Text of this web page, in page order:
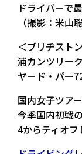
ドライバーで
（撮影：米山
＜ブリヂスト
浦カンツリー
ヤード・パー
国内女子ツア
今季国内初戦
4からティオフ